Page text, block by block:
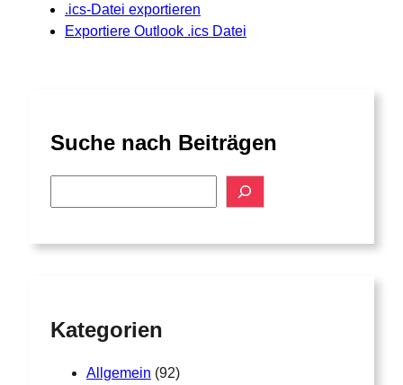
.ics-Datei exportieren
Exportiere Outlook .ics Datei
Suche nach Beiträgen
e
r
Kategorien
Allgemein (92)